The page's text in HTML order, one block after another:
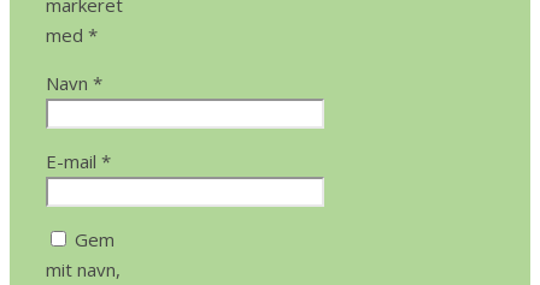
markeret
med *
Navn *
E-mail *
Gem
mit navn,